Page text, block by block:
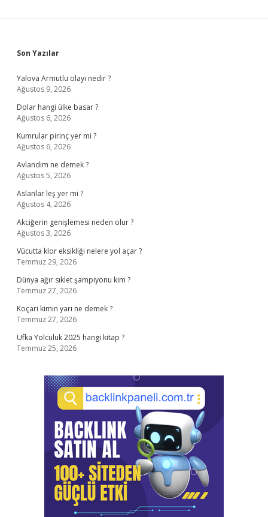
Sidebar
Son Yazılar
Yalova Armutlu olayı nedir ?
Ağustos 9, 2026
Dolar hangi ülke basar ?
Ağustos 6, 2026
Kumrular pirinç yer mi ?
Ağustos 6, 2026
Avlandım ne demek ?
Ağustos 5, 2026
Aslanlar leş yer mi ?
Ağustos 4, 2026
Akciğerin genişlemesi neden olur ?
Ağustos 3, 2026
Vücutta klor eksikliği nelere yol açar ?
Temmuz 29, 2026
Dünya ağır sıklet şampiyonu kim ?
Temmuz 27, 2026
Koçari kimin yarı ne demek ?
Temmuz 27, 2026
Ufka Yolculuk 2025 hangi kitap ?
Temmuz 25, 2026